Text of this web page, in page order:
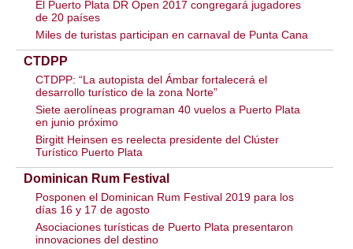
El Puerto Plata DR Open 2017 congregará jugadores
de 20 países
Miles de turistas participan en carnaval de Punta Cana
CTDPP
CTDPP: “La autopista del Ámbar fortalecerá el
desarrollo turístico de la zona Norte”
Siete aerolíneas programan 40 vuelos a Puerto Plata
en junio próximo
Birgitt Heinsen es reelecta presidente del Clúster
Turístico Puerto Plata
Dominican Rum Festival
Posponen el Dominican Rum Festival 2019 para los
días 16 y 17 de agosto
Asociaciones turísticas de Puerto Plata presentaron
innovaciones del destino